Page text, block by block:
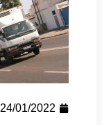
24/01/2022